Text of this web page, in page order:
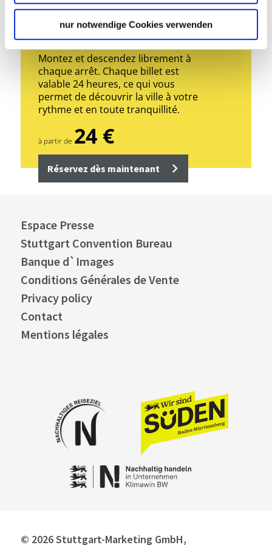
nur notwendige Cookies verwenden
Circuit en bus à arrêts
multiples à bord d’un bus
rouge à impériale décapotable
Montez et descendez librement à
chaque arrêt. Chaque billet est
valable 24 heures, ce qui vous
permet de découvrir la ville à votre
rythme et en toute tranquillité.
à partir de 24 €
Réservez dès maintenant
Espace Presse
Stuttgart Convention Bureau
Banque d`Images
Conditions Générales de Vente
Privacy policy
Contact
Mentions légales
© 2026 Stuttgart-Marketing GmbH,